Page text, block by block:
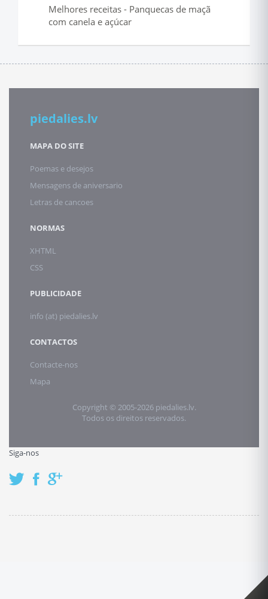
Melhores receitas - Panquecas de maçã
com canela e açúcar
piedalies.lv
MAPA DO SITE
Poemas e desejos
Mensagens de aniversario
Letras de cancoes
NORMAS
XHTML
CSS
PUBLICIDADE
info (at) piedalies.lv
CONTACTOS
Contacte-nos
Mapa
Copyright © 2005-2026 piedalies.lv.
Todos os direitos reservados.
Siga-nos